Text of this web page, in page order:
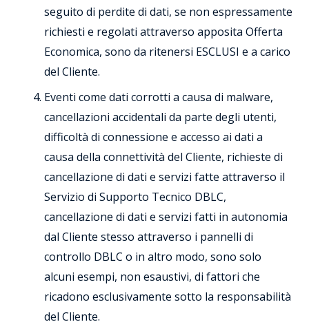
seguito di perdite di dati, se non espressamente
richiesti e regolati attraverso apposita Offerta
Economica, sono da ritenersi ESCLUSI e a carico
del Cliente.
Eventi come dati corrotti a causa di malware,
cancellazioni accidentali da parte degli utenti,
difficoltà di connessione e accesso ai dati a
causa della connettività del Cliente, richieste di
cancellazione di dati e servizi fatte attraverso il
Servizio di Supporto Tecnico DBLC,
cancellazione di dati e servizi fatti in autonomia
dal Cliente stesso attraverso i pannelli di
controllo DBLC o in altro modo, sono solo
alcuni esempi, non esaustivi, di fattori che
ricadono esclusivamente sotto la responsabilità
del Cliente.